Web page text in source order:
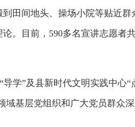
田间地头、操场小院等贴近群
。目前，590多名宣讲志愿者
学”及县新时代文明实践中心“
域基层党组织和广大党员群众深